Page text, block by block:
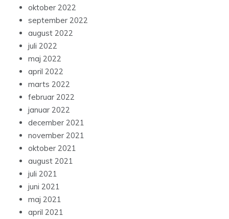
oktober 2022
september 2022
august 2022
juli 2022
maj 2022
april 2022
marts 2022
februar 2022
januar 2022
december 2021
november 2021
oktober 2021
august 2021
juli 2021
juni 2021
maj 2021
april 2021